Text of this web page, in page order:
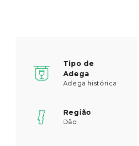
Tipo de
Adega
Adega histórica
Região
Dão